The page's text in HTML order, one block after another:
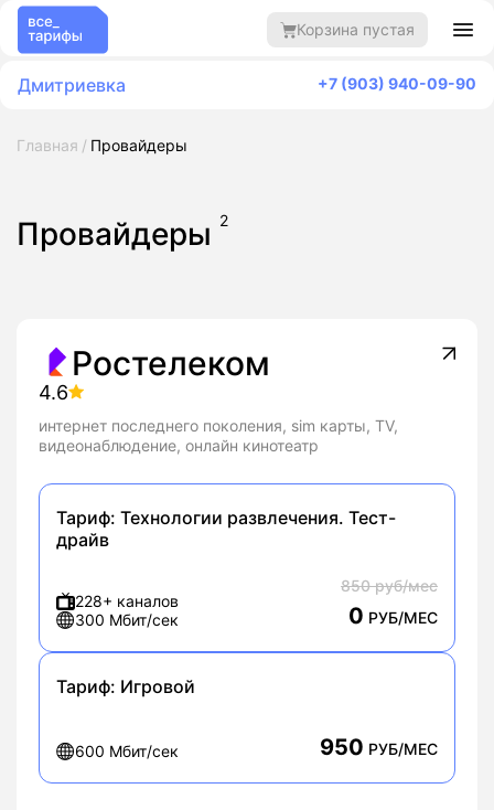
Корзина пустая
Дмитриевка +7 (903) 940-09-90
Главная Провайдеры
Провайдеры 2
Ростелеком
4.6
интернет последнего поколения, sim карты, TV,
видеонаблюдение, онлайн кинотеатр
Тариф: Технологии развлечения. Тест-
драйв
228+ каналов
300 Мбит/сек
850 руб/мес
0 РУБ/МЕС
Тариф: Игровой
600 Мбит/сек 950 РУБ/МЕС